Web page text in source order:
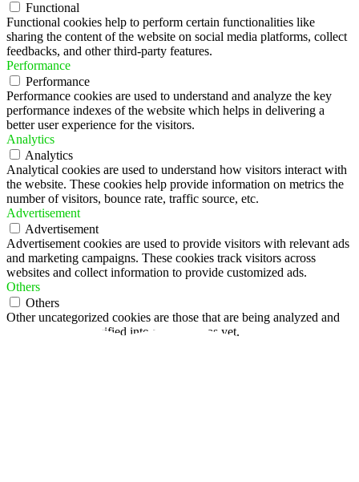
Functional
Functional cookies help to perform certain functionalities like
sharing the content of the website on social media platforms, collect
feedbacks, and other third-party features.
Performance
Performance
Performance cookies are used to understand and analyze the key
performance indexes of the website which helps in delivering a
better user experience for the visitors.
Analytics
Analytics
Analytical cookies are used to understand how visitors interact with
the website. These cookies help provide information on metrics the
number of visitors, bounce rate, traffic source, etc.
Advertisement
Advertisement
Advertisement cookies are used to provide visitors with relevant ads
and marketing campaigns. These cookies track visitors across
websites and collect information to provide customized ads.
Others
Others
Other uncategorized cookies are those that are being analyzed and
have not been classified into a category as yet.